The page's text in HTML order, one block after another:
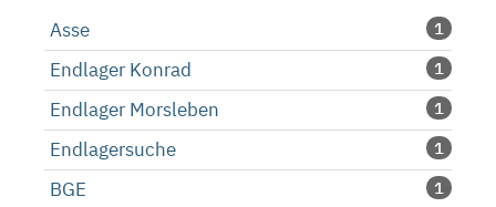
Asse 1
Endlager Konrad 1
Endlager Morsleben 1
Endlagersuche 1
BGE 1